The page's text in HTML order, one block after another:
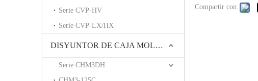
Serie CVP-HV
Serie CVP-LX/HX
DISYUNTOR DE CAJA MOLDEADA
Serie CHM3DH
Compartir con: